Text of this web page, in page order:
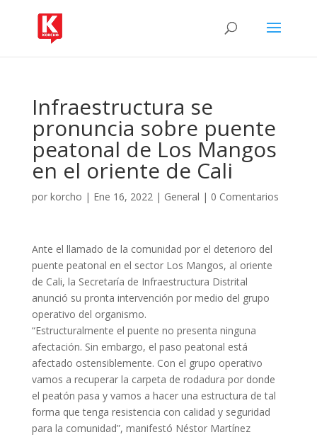
Infraestructura se
pronuncia sobre puente
peatonal de Los Mangos
en el oriente de Cali
por korcho | Ene 16, 2022| General | 0 Comentarios
Ante el llamado de la comunidad por el deterioro del
puente peatonal en el sector Los Mangos, al oriente
de Cali, la Secretaría de Infraestructura Distrital
anunció su pronta intervención por medio del grupo
operativo del organismo.
“Estructuralmente el puente no presenta ninguna
afectación. Sin embargo, el paso peatonal está
afectado ostensiblemente. Con el grupo operativo
vamos a recuperar la carpeta de rodadura por donde
el peatón pasa y vamos a hacer una estructura de tal
forma que tenga resistencia con calidad y seguridad
para la comunidad”, manifestó Néstor Martínez